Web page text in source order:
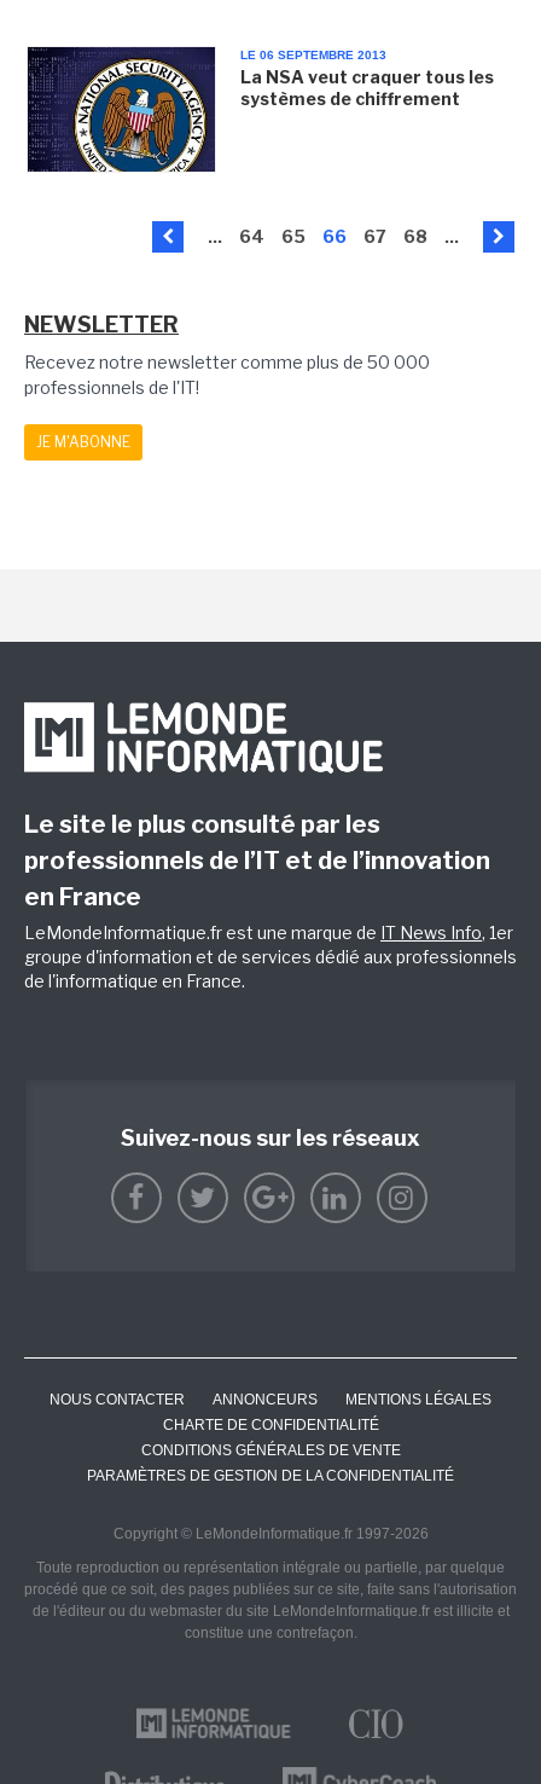
LE 06 SEPTEMBRE 2013
La NSA veut craquer tous les
systèmes de chiffrement
... 64 65 66 67 68 ...
NEWSLETTER
Recevez notre newsletter comme plus de 50 000
professionnels de l'IT!
JE M'ABONNE
Le site le plus consulté par les
professionnels de l’IT et de l’innovation
en France
LeMondeInformatique.fr est une marque de IT News Info, 1er
groupe d'information et de services dédié aux professionnels
de l'informatique en France.
Suivez-nous sur les réseaux
NOUS CONTACTER ANNONCEURS
MENTIONS LÉGALES
CHARTE DE CONFIDENTIALITÉ
CONDITIONS GÉNÉRALES DE VENTE
PARAMÈTRES DE GESTION DE LA CONFIDENTIALITÉ
Copyright © LeMondeInformatique.fr 1997-2026
Toute reproduction ou représentation intégrale ou partielle, par quelque
procédé que ce soit, des pages publiées sur ce site, faite sans l'autorisation
de l'éditeur ou du webmaster du site LeMondeInformatique.fr est illicite et
constitue une contrefaçon.